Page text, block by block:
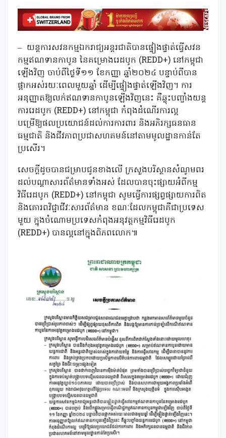
– យន្តការសវនកម្មឯករាជ្យអន្តរជាតិបានផ្ទៀងផ្ទាត់ធ្វើសវន
កម្មឥណទានកាបូន នៃគម្រោងរេដបូក (REDD+) នៅកម្ពុជា
ឡើងវិញ ចាប់ពីថ្ងៃទី១១ ខែកញ្ញា ឆ្នាំ២០២៤ បន្ទាប់ពីបាន
ផ្អាកអស់រយៈពេលមួយឆ្នាំ ដើម្បីផ្ទៀងផ្ទាត់ឡើងវិញ។ ការ
អនុញ្ញាតឱ្យលក់ឥណទានកាបូនឡើងវិញនេះ គឺឆ្លុះបញ្ចាំងយន្ត
ការរេដបូក (REDD+) នៅកម្ពុជា កំពុងដំណើរការល្អ
បម្រើឱ្យផលប្រយោជន៍ដល់ការការពារ និងអភិរក្សធនធាន
ធម្មជាតិ និងជីវភាពប្រជាសហគមន៍នៅតាមមូលដ្ឋានកាន់តែ
ប្រសើរ។
សេចក្តីដូចបានជម្រាបជូនខាងលើ ក្រសួងបរិស្ថានសំណូមពរ
ដល់បណ្តាសារព័ត៌មានទាំងអស់ ដែលបានចុះផ្សាយអំពីកម្ម
វិធីរេដបូក (REDD+) នៅកម្ពុជា សូមធ្វើការផ្សព្វផ្សាយការពិត
និងគោរពវិជ្ជាជីវៈសារព័ត៌មាន ខណៈដែលកម្ពុជាគឺជាប្រទេស
មួយ ក្នុងចំណោមប្រទេសកំពុងអនុវត្តកម្មវិធីរេដបូក
(REDD+) បានល្អនៅក្នុងពិភពលោក៕